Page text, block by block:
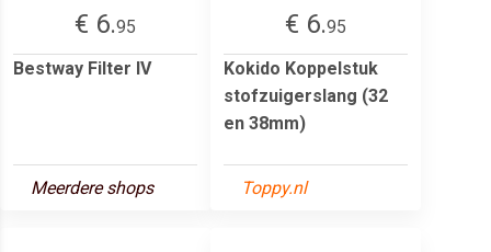
€ 6.95
Bestway Filter IV
Meerdere shops
€ 6.95
Kokido Koppelstuk
stofzuigerslang (32
en 38mm)
Toppy.nl